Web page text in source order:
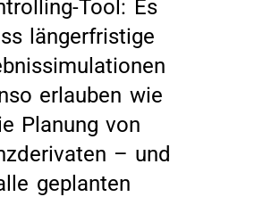
Tool: Es
längerfristige
erlauben wie
Planung von
– und
geplanten